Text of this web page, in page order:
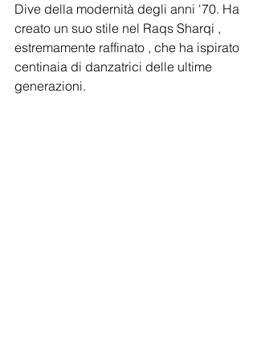
Dive della modernità degli anni '70. Ha
creato un suo stile nel Raqs Sharqi ,
estremamente raffinato , che ha ispirato
centinaia di danzatrici delle ultime
generazioni.